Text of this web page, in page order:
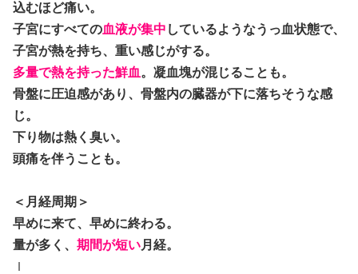
込むほど痛い。
子宮にすべての血液が集中 しているようなうっ血状態で、
子宮が熱を持ち、重い感じがする。
多量で熱を持った鮮血。凝血塊が混じることも。
骨盤に圧迫感があり、骨盤内の臓器が下に落ちそうな感
じ。
下り物は熱く臭い。
頭痛を伴うことも。
＜月経周期＞
早めに来て、早めに終わる。
量が多く、 期間が短い月経。
ｌ